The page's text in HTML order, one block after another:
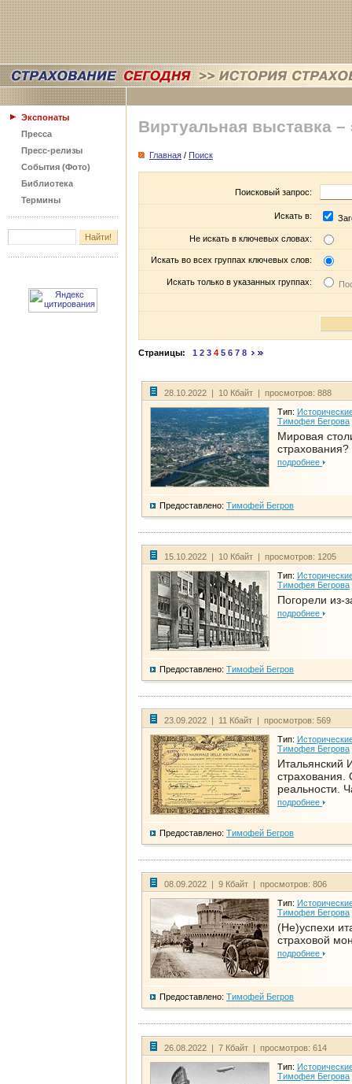
Экспонаты
Пресса
Пресс-релизы
События (Фото)
Библиотека
Термины
Виртуальная выставка –
Главная / Поиск
Поисковый запрос:
Искать в:
Не искать в ключевых словах:
Искать во всех группах ключевых слов:
Искать только в указанных группах:
Страницы: 1 2 3 4 5 6 7 8
28.10.2022 | 10 Кбайт | просмотров: 888
Тип:
Тимофея Бегрова
Мировая
страхования?
подробнее
Предоставлено: Тимофей Бегров
15.10.2022 | 10 Кбайт | просмотров: 1205
Тип:
Тимофея Бегрова
Погорели из-
подробнее
Предоставлено: Тимофей Бегров
23.09.2022 | 11 Кбайт | просмотров: 569
Тип:
Тимофея Бегрова
Итальянский
страхования.
реальности.
подробнее
Предоставлено: Тимофей Бегров
08.09.2022 | 9 Кбайт | просмотров: 806
Тип:
Тимофея Бегрова
(Не)успехи
страховой
подробнее
Предоставлено: Тимофей Бегров
26.08.2022 | 7 Кбайт | просмотров: 614
Тип:
Тимофея Бегрова